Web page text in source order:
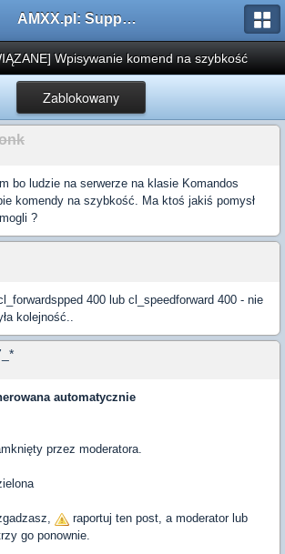
AMXX.pl: Support AMX Mod X i SourceMod
Wpisywanie komend na szybkość
Zablokowany
bo ludzie na serwerze na klasie Komandos
komendy na szybkość. Ma ktoś jakiś pomysł
?
400 lub cl_speedforward 400 - nie
kolejność..
automatycznie
przez moderatora.
raportuj ten post, a moderator lub
go ponownie.